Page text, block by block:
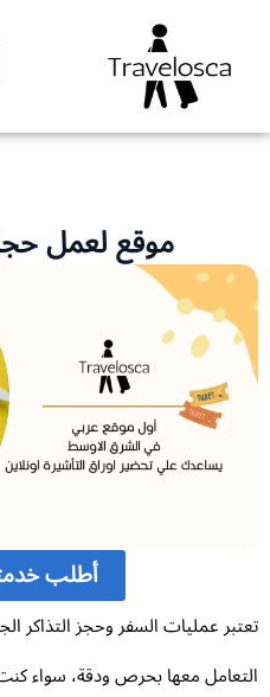
موقع لعمل
أطلب
عمليات السفر وحجز التذاكر
معها بحرص ودقة، سواء كنت